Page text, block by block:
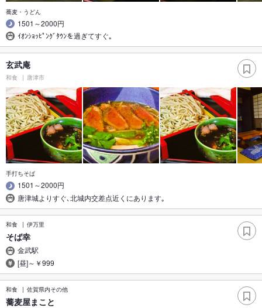
蕎麦・うどん
1501～2000円
ｲｵﾝｼｮｯﾋﾟﾝｸﾞﾀｳﾝを過ぎてすぐ｡
玄武庵
和食 唐津市
手打ちそば
1501～2000円
唐津城よりすぐ､北城内交差点近くにあります｡
和食 伊万里
そば幸
金武駅
[昼]～￥999
和食 佐賀県内その他
蕎麦屋まこと